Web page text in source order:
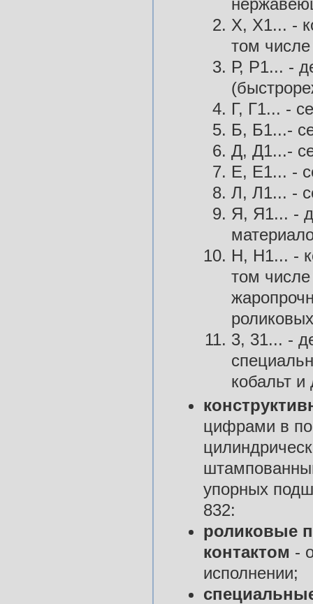
Х, Х1... -
том
Р, Р1... -
Г, Г1... -
Б, Б1...-
Д, Д1...-
Е, Е1... -
Л, Л1... -
Я, Я1... -
Н, Н1... -
том
3, 31... -
кобальт и
цифрами в
упорных
832:
роликовые
контактом -
исполнении;